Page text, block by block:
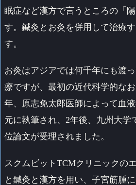
眠症など漢方で言うところの「
す。鍼灸とお灸を併用して治療
す。
お灸はアジアでは何千年にも渡
療ですが、最初の近代科学的な
年、原志免太郎医師によって血
元に執筆され、2年後、九州大学
位論文が受理されました。
スクムビットTCMクリニックの
と鍼灸と漢方を用い、子宮筋腫